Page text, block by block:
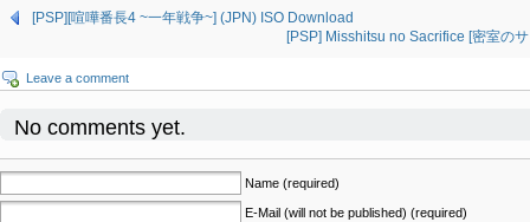
[PSP][喧嘩番長4 ~一年戦争~] (JPN) ISO Download
[PSP] Misshitsu no Sacrifice [密室の
Leave a comment
No comments yet.
Name (required)
E-Mail (will not be published) (required)